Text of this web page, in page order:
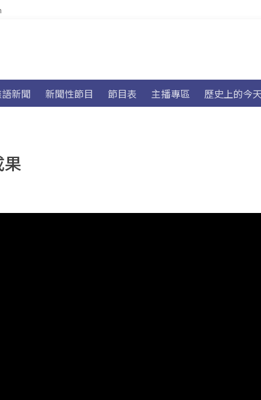
新聞 新聞性節目 節目表 主播專區 歷史上的今天